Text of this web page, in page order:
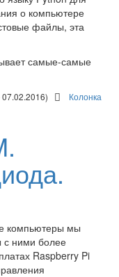
о компьютере
файлы, эта
самые-самые
07.02.2016)
Колонка
компьютеры мы
с ними более
Raspberry Pi